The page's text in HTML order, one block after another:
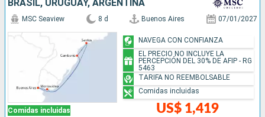
BRASIL, URUGUAY, ARGENTINA
Comidas incluidas
MSC Seaview 8 d Buenos Aires 07/01/2027
US$ 1,419
NAVEGA CON CONFIANZA
EL PRECIO NO INCLUYE LA
PERCEPCIÓN DEL 30% DE AFIP - RG
5463
TARIFA NO REEMBOLSABLE
Comidas incluidas